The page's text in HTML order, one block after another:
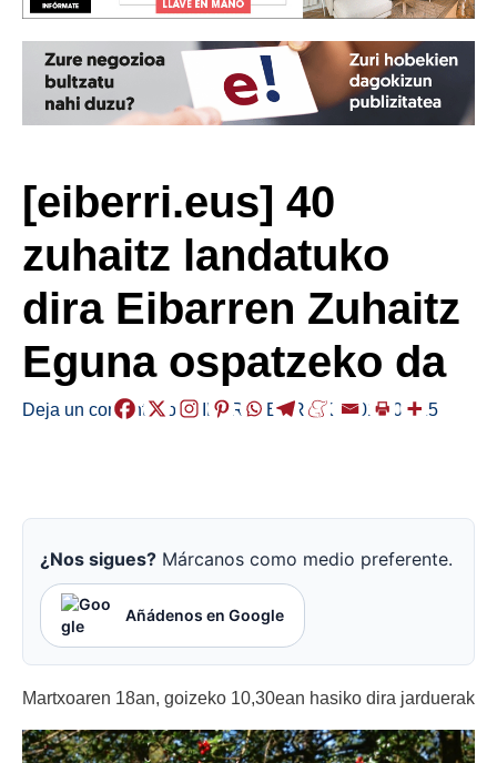
[eiberri.eus] 40
zuhaitz landatuko
dira Eibarren Zuhaitz
Eguna ospatzeko da
Deja un comentario /EIBAR ,HERRIAK /2018-03-15
¿Nos sigues? Márcanos como medio preferente.
Añádenos en Google
Martxoaren 18an, goizeko 10,30ean hasiko dira jarduerak